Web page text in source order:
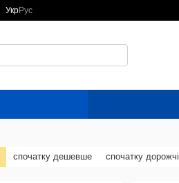
УкрРус
спочатку дешевше спочатку дорожчі